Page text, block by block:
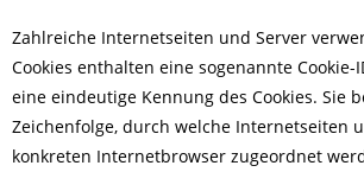
Zahlreiche Internetseiten und Server
Cookies enthalten eine sogenannte Cookie-
eine eindeutige Kennung des Cookies. Sie
Zeichenfolge, durch welche Internetseiten
konkreten Internetbrowser zugeordnet